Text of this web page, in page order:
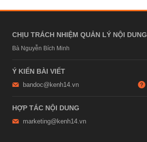
CHỊU TRÁCH NHIỆM QUẢN LÝ NỘI DUNG
Bà Nguyễn Bích Minh
Ý KIẾN BÀI VIẾT
bandoc@kenh14.vn
HỢP TÁC NỘI DUNG
marketing@kenh14.vn